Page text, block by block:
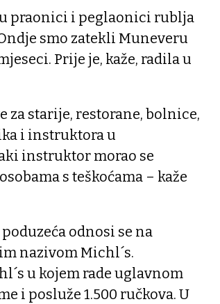
praonici i peglaonici rublja
smo zatekli Muneveru
Prije je, kaže, radila u
za starije, restorane, bolnice,
i instruktora u
instruktor morao se
s teškoćama – kaže
odnosi se na
nazivom Michl´s.
u kojem rade uglavnom
i posluže 1.500 ručkova. U